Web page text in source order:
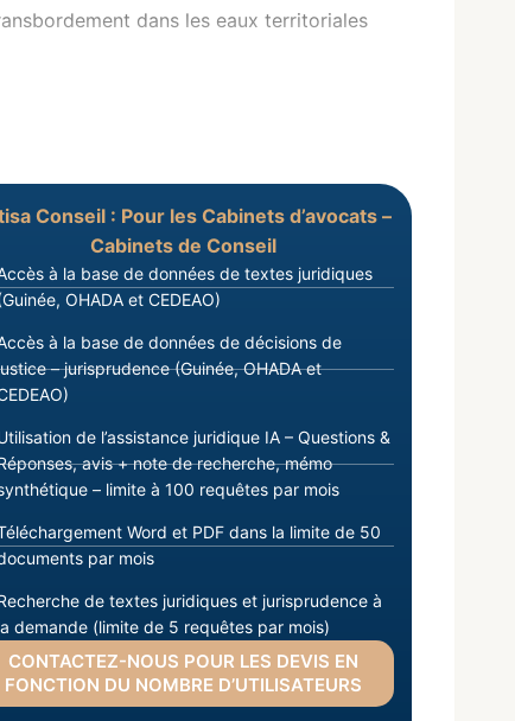
dans les eaux territoriales
Conseil : Pour les Cabinets d’avocats –
Cabinets de Conseil
à la base de données de textes juridiques
OHADA et CEDEAO)
à la base de données de décisions de
– jurisprudence (Guinée, OHADA et
de l’assistance juridique IA – Questions &
avis + note de recherche, mémo
– limite à 100 requêtes par mois
Word et PDF dans la limite de 50
par mois
de textes juridiques et jurisprudence à
demande (limite de 5 requêtes par mois)
CONTACTEZ-NOUS POUR LES DEVIS EN
FONCTION DU NOMBRE D’UTILISATEURS